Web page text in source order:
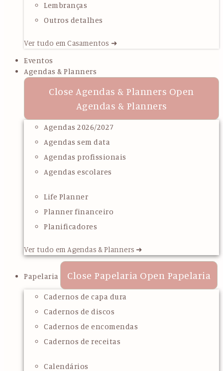
Lembranças
Outros detalhes
Ver tudo em Casamentos ➜
Eventos
Agendas & Planners
Close Agendas & Planners Open
Agendas & Planners
Agendas 2026/2027
Agendas sem data
Agendas profissionais
Agendas escolares
Life Planner
Planner financeiro
Planificadores
Ver tudo em Agendas & Planners ➜
Papelaria Close Papelaria Open Papelaria
Cadernos de capa dura
Cadernos de discos
Cadernos de encomendas
Cadernos de receitas
Calendários